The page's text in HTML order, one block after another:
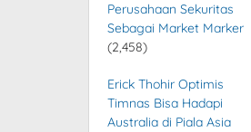
Perusahaan Sekuritas
Sebagai Market Marker
(2,458)
Erick Thohir Optimis
Timnas Bisa Hadapi
Australia di Piala Asia